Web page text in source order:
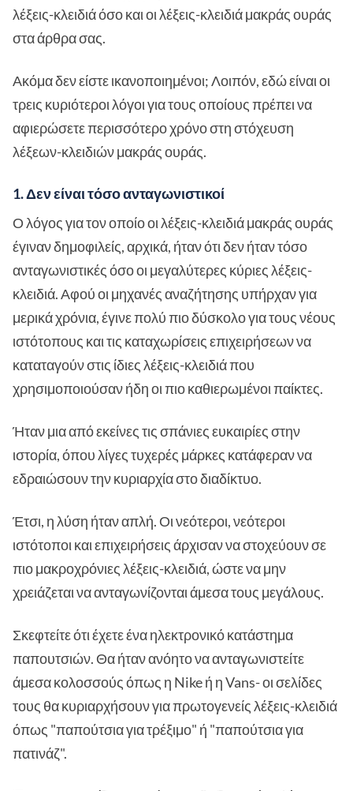
λέξεις-κλειδιά όσο και οι λέξεις-κλειδιά μακράς ουράς
στα άρθρα σας.
Ακόμα δεν είστε ικανοποιημένοι; Λοιπόν, εδώ είναι οι
τρεις κυριότεροι λόγοι για τους οποίους πρέπει να
αφιερώσετε περισσότερο χρόνο στη στόχευση
λέξεων-κλειδιών μακράς ουράς.
1. Δεν είναι τόσο ανταγωνιστικοί
Ο λόγος για τον οποίο οι λέξεις-κλειδιά μακράς ουράς
έγιναν δημοφιλείς, αρχικά, ήταν ότι δεν ήταν τόσο
ανταγωνιστικές όσο οι μεγαλύτερες κύριες λέξεις-
κλειδιά. Αφού οι μηχανές αναζήτησης υπήρχαν για
μερικά χρόνια, έγινε πολύ πιο δύσκολο για τους νέους
ιστότοπους και τις καταχωρίσεις επιχειρήσεων να
καταταγούν στις ίδιες λέξεις-κλειδιά που
χρησιμοποιούσαν ήδη οι πιο καθιερωμένοι παίκτες.
Ήταν μια από εκείνες τις σπάνιες ευκαιρίες στην
ιστορία, όπου λίγες τυχερές μάρκες κατάφεραν να
εδραιώσουν την κυριαρχία στο διαδίκτυο.
Έτσι, η λύση ήταν απλή. Οι νεότεροι, νεότεροι
ιστότοποι και επιχειρήσεις άρχισαν να στοχεύουν σε
πιο μακροχρόνιες λέξεις-κλειδιά, ώστε να μην
χρειάζεται να ανταγωνίζονται άμεσα τους μεγάλους.
Σκεφτείτε ότι έχετε ένα ηλεκτρονικό κατάστημα
παπουτσιών. Θα ήταν ανόητο να ανταγωνιστείτε
άμεσα κολοσσούς όπως η Nike ή η Vans- οι σελίδες
τους θα κυριαρχήσουν για πρωτογενείς λέξεις-κλειδιά
όπως "παπούτσια για τρέξιμο" ή "παπούτσια για
πατινάζ".